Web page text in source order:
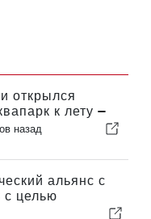
открылся
к лету —
2 евро
назад
альянс с
с целью